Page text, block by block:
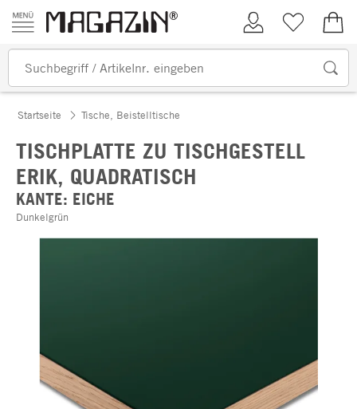
Zum Inhalt springen
Kundenkonto
Merkliste
Startseite Tische, Beistelltische
TISCHPLATTE ZU TISCHGESTELL
ERIK, QUADRATISCH
KANTE: EICHE
Dunkelgrün